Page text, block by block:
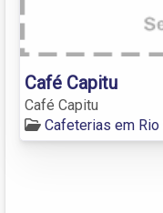
Café Capitu
Café Capitu
Cafeterias em Rio